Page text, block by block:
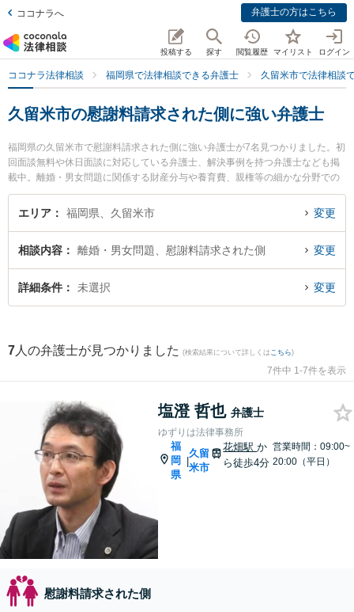
ココナラへ 弁護士の方はこちら
投稿する 探す 閲覧履歴 マイリスト ログイン
ココナラ法律相談 福岡県で法律相談できる弁護士 久留米市で法律相談
久留米市の慰謝料請求された側に強い弁護士
福岡県の久留米市で慰謝料請求された側に強い弁護士が7名見つかりました。初
回面談無料や休日面談に対応している弁護士、解決事例を持つ弁護士なども掲
載中。離婚・男女問題に関係する財産分与や養育費、親権等の細かな分野での
絞り込み検索もでき便利です。特にゆずりは法律事務所の塩澄 哲也弁護士や三
宅・小林総合法律事務所の小林 健彦弁護士、ベリーベスト法律事務所 久留米オ
ルを今すぐに弁護士に相談したい』『慰謝料請求された側のトラブル解決の実
績豊富な近くの弁護士を検索したい』『初回相談無料で慰謝料請求された側を
法律相談できる久留米市内の弁護士に相談予約したい』などでお困りの相談者
エリア 福岡県、久留米市 変更
相談内容 離婚・男女問題、慰謝料請求された側 変更
詳細条件 未選択 変更
7 人の弁護士が見つかりました (検索結果について詳しくは こちら)
7件中 1-7件を表示
塩澄 哲也 弁護士
ゆずりは法律事務所
福
岡
県
|
久留
米市
花畑駅か
ら徒歩4分
営業時間：09:00~
20:00（平日）
慰謝料請求された側